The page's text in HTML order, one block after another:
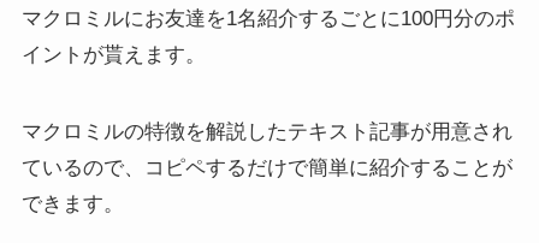
マクロミルにお友達を1名紹介するごとに100円分のポ
イントが貰えます。
マクロミルの特徴を解説したテキスト記事が用意され
ているので、
コピペするだけで簡単に紹介することが
できます。